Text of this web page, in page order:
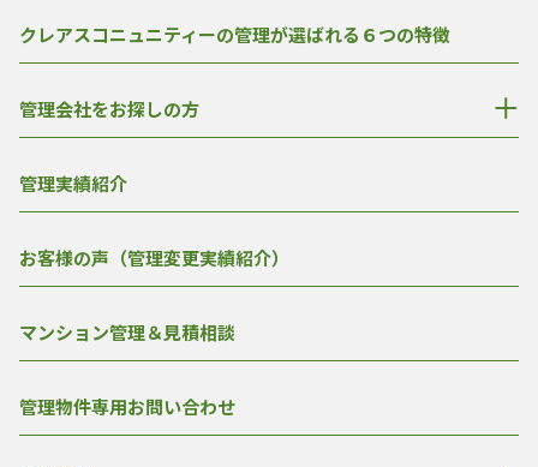
クレアスコニュニティーの管理が選ばれる６つの特徴
管理会社をお探しの方
管理実績紹介
お客様の声（管理変更実績紹介）
マンション管理＆見積相談
管理物件専用お問い合わせ